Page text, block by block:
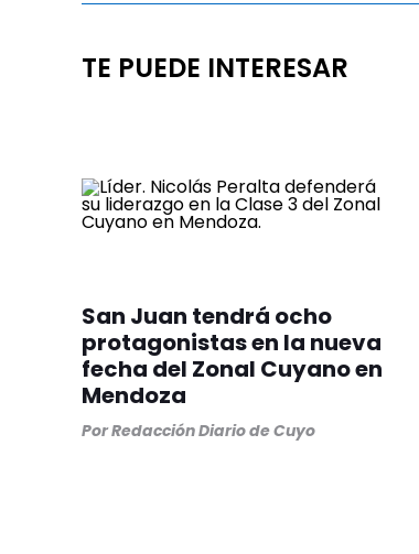
TE PUEDE INTERESAR
San Juan tendrá ocho
protagonistas en la nueva
fecha del Zonal Cuyano en
Mendoza
PorRedacción Diario de Cuyo